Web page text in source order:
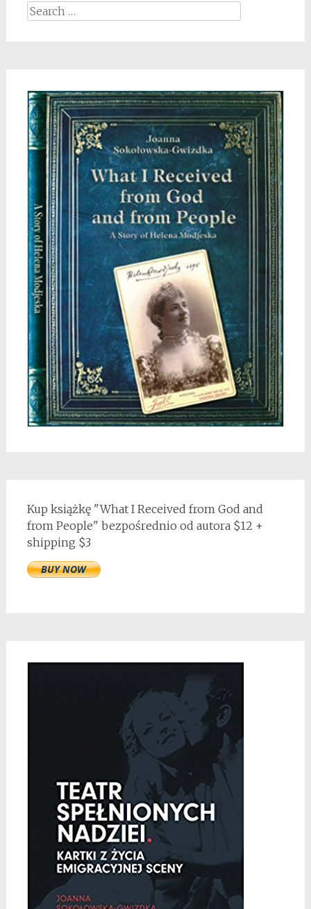
Search
Kup książkę "What I Received from God and
from People" bezpośrednio od autora $12 +
shipping $3